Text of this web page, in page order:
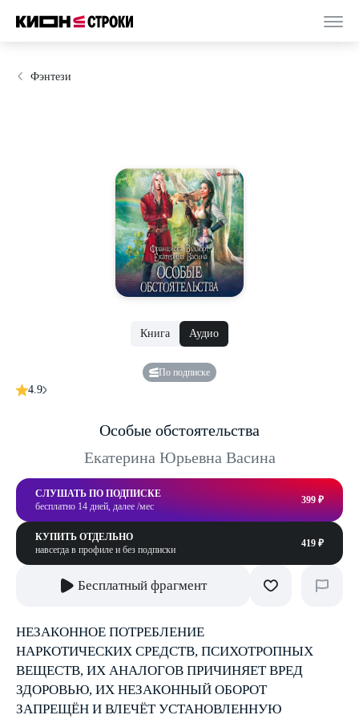
Фэнтези
Книга Аудио
По подписке
4.9
Особые обстоятельства
Екатерина Юрьевна Васина
СЛУШАТЬ ПО ПОДПИСКЕ
бесплатно 14 дней, далее /мес
399 ₽
КУПИТЬ ОТДЕЛЬНО
навсегда в профиле и без подписки
419 ₽
Бесплатный фрагмент
НЕЗАКОННОЕ ПОТРЕБЛЕНИЕ
НАРКОТИЧЕСКИХ СРЕДСТВ, ПСИХОТРОПНЫХ
ВЕЩЕСТВ, ИХ АНАЛОГОВ ПРИЧИНЯЕТ ВРЕД
ЗДОРОВЬЮ, ИХ НЕЗАКОННЫЙ ОБОРОТ
ЗАПРЕЩЁН И ВЛЕЧЁТ УСТАНОВЛЕННУЮ